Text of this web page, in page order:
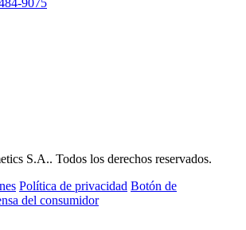
9075
S.A.. Todos los derechos reservados.
Política de privacidad Botón de
del consumidor